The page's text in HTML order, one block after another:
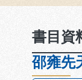
書目資
邵雍先